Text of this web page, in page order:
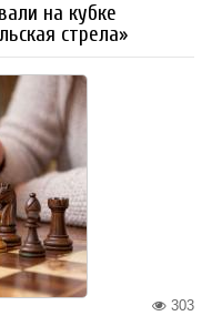
на кубке
стрела»
303